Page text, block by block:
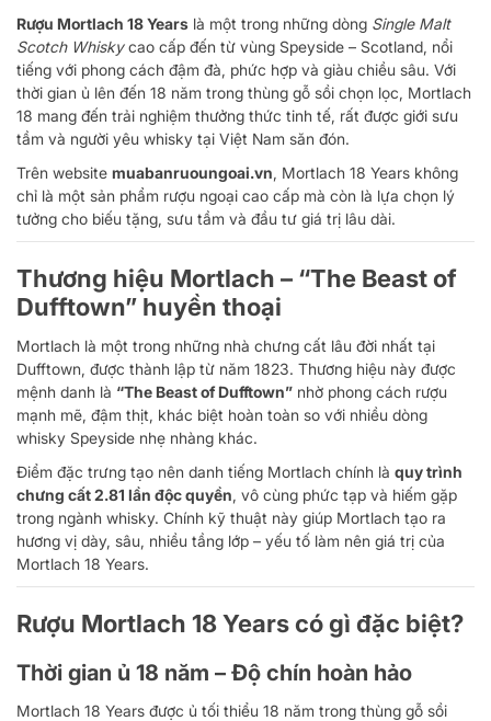
Rượu Mortlach 18 Years là một trong những dòng Single Malt
Scotch Whiskycao cấp đến từ vùng Speyside – Scotland, nổi
tiếng với phong cách đậm đà, phức hợp và giàu chiều sâu. Với
thời gian ủ lên đến 18 năm trong thùng gỗ sồi chọn lọc, Mortlach
18 mang đến trải nghiệm thưởng thức tinh tế, rất được giới sưu
tầm và người yêu whisky tại Việt Nam săn đón.
Trên website muabanruoungoai.vn, Mortlach 18 Years không
chỉ là một sản phẩm rượu ngoại cao cấp mà còn là lựa chọn lý
tưởng cho biếu tặng, sưu tầm và đầu tư giá trị lâu dài.
Thương hiệu Mortlach – “The Beast of
Dufftown” huyền thoại
Mortlach là một trong những nhà chưng cất lâu đời nhất tại
Dufftown, được thành lập từ năm 1823. Thương hiệu này được
mệnh danh là “The Beast of Dufftown” nhờ phong cách rượu
mạnh mẽ, đậm thịt, khác biệt hoàn toàn so với nhiều dòng
whisky Speyside nhẹ nhàng khác.
Điểm đặc trưng tạo nên danh tiếng Mortlach chính là quy trình
chưng cất 2.81 lần độc quyền, vô cùng phức tạp và hiếm gặp
trong ngành whisky. Chính kỹ thuật này giúp Mortlach tạo ra
hương vị dày, sâu, nhiều tầng lớp – yếu tố làm nên giá trị của
Mortlach 18 Years.
Rượu Mortlach 18 Years có gì đặc biệt?
Thời gian ủ 18 năm – Độ chín hoàn hảo
Mortlach 18 Years được ủ tối thiểu 18 năm trong thùng gỗ sồi